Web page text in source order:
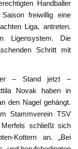
Handballer
freiwillig eine
Liga, antreten.
Ligensystem. Die
Schritt mit
– Stand jetzt –
Novak haben in
den Nagel gehängt.
Stammverein TSV
schließt sich
Kottern an. „Bei